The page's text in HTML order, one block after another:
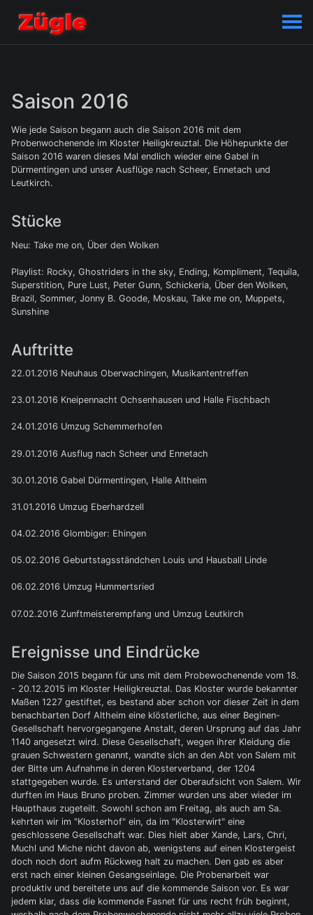
Saison 2016
Wie jede Saison begann auch die Saison 2016 mit dem
Probenwochenende im Kloster Heiligkreuztal. Die Höhepunkte der
Saison 2016 waren dieses Mal endlich wieder eine Gabel in
Dürmentingen und unser Ausflüge nach Scheer, Ennetach und
Leutkirch.
Stücke
Neu: Take me on, Über den Wolken
Playlist: Rocky, Ghostriders in the sky, Ending, Kompliment, Tequila,
Superstition, Pure Lust, Peter Gunn, Schickeria, Über den Wolken,
Brazil, Sommer, Jonny B. Goode, Moskau, Take me on, Muppets,
Sunshine
Auftritte
22.01.2016 Neuhaus Oberwachingen, Musikantentreffen
23.01.2016 Kneipennacht Ochsenhausen und Halle Fischbach
24.01.2016 Umzug Schemmerhofen
29.01.2016 Ausflug nach Scheer und Ennetach
30.01.2016 Gabel Dürmentingen, Halle Altheim
31.01.2016 Umzug Eberhardzell
04.02.2016 Glombiger: Ehingen
05.02.2016 Geburtstagsständchen Louis und Hausball Linde
06.02.2016 Umzug Hummertsried
07.02.2016 Zunftmeisterempfang und Umzug Leutkirch
Ereignisse und Eindrücke
Die Saison 2015 begann für uns mit dem Probewochenende vom 18.
- 20.12.2015 im Kloster Heiligkreuztal. Das Kloster wurde bekannter
Maßen 1227 gestiftet, es bestand aber schon vor dieser Zeit in dem
benachbarten Dorf Altheim eine klösterliche, aus einer Beginen-
Gesellschaft hervorgegangene Anstalt, deren Ursprung auf das Jahr
1140 angesetzt wird. Diese Gesellschaft, wegen ihrer Kleidung die
grauen Schwestern genannt, wandte sich an den Abt von Salem mit
der Bitte um Aufnahme in deren Klosterverband, der 1204
stattgegeben wurde. Es unterstand der Oberaufsicht von Salem. Wir
durften im Haus Bruno proben. Zimmer wurden uns aber wieder im
Haupthaus zugeteilt. Sowohl schon am Freitag, als auch am Sa.
kehrten wir im "Klosterhof" ein, da im "Klosterwirt" eine
geschlossene Gesellschaft war. Dies hielt aber Xande, Lars, Chri,
Muchl und Miche nicht davon ab, wenigstens auf einen Klostergeist
doch noch dort aufm Rückweg halt zu machen. Den gab es aber
erst nach einer kleinen Gesangseinlage. Die Probenarbeit war
produktiv und bereitete uns auf die kommende Saison vor. Es war
jedem klar, dass die kommende Fasnet für uns recht früh beginnt,